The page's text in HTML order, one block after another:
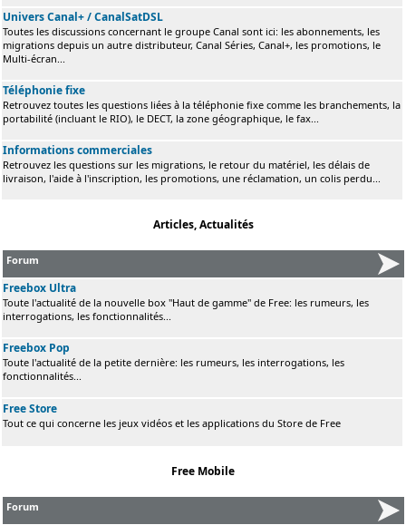
Univers Canal+ / CanalSatDSL
Toutes les discussions concernant le groupe Canal sont ici: les abonnements, les
migrations depuis un autre distributeur, Canal Séries, Canal+, les promotions, le
Multi-écran...
Téléphonie fixe
Retrouvez toutes les questions liées à la téléphonie fixe comme les branchements, la
portabilité (incluant le RIO), le DECT, la zone géographique, le fax...
Informations commerciales
Retrouvez les questions sur les migrations, le retour du matériel, les délais de
livraison, l'aide à l'inscription, les promotions, une réclamation, un colis perdu...
Articles, Actualités
Forum
Freebox Ultra
Toute l'actualité de la nouvelle box "Haut de gamme" de Free: les rumeurs, les
interrogations, les fonctionnalités...
Freebox Pop
Toute l'actualité de la petite dernière: les rumeurs, les interrogations, les
fonctionnalités...
Free Store
Tout ce qui concerne les jeux vidéos et les applications du Store de Free
Free Mobile
Forum